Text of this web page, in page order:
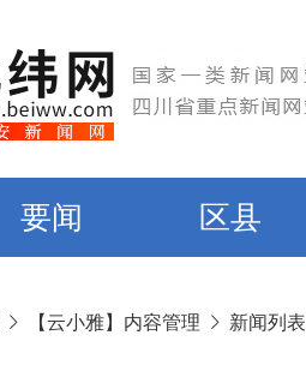
要闻 区县
【云小雅】内容管理 新闻列表